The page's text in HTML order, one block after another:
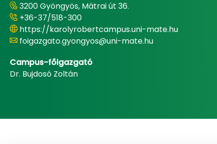
3200 Gyöngyös, Mátrai út 36.
+36-37/518-300
https://karolyrobertcampus.uni-mate.hu
foigazgato.gyongyos@uni-mate.hu
Campus-főigazgató
Dr. Bujdosó Zoltán